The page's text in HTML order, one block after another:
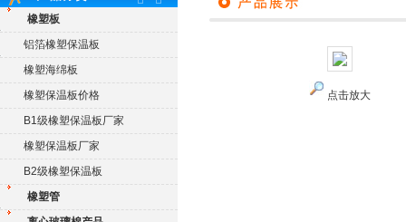
橡塑板
铝箔橡塑保温板
橡塑海绵板
橡塑保温板价格
B1级橡塑保温板厂家
橡塑保温板厂家
B2级橡塑保温板
橡塑管
点击放大